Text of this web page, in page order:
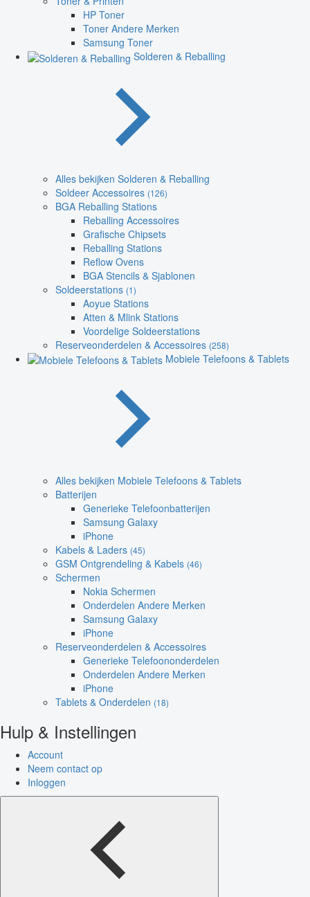
HP Toner
Toner Andere Merken
Samsung Toner
Solderen & Reballing
Alles bekijken Solderen & Reballing
Soldeer Accessoires (126)
BGA Reballing Stations
Reballing Accessoires
Grafische Chipsets
Reballing Stations
Reflow Ovens
BGA Stencils & Sjablonen
Soldeerstations (1)
Aoyue Stations
Atten & Mlink Stations
Voordelige Soldeerstations
Reserveonderdelen & Accessoires (258)
Mobiele Telefoons & Tablets
Alles bekijken Mobiele Telefoons & Tablets
Batterijen
Generieke Telefoonbatterijen
Samsung Galaxy
iPhone
Kabels & Laders (45)
GSM Ontgrendeling & Kabels (46)
Schermen
Nokia Schermen
Onderdelen Andere Merken
Samsung Galaxy
iPhone
Reserveonderdelen & Accessoires
Generieke Telefoononderdelen
Onderdelen Andere Merken
iPhone
Tablets & Onderdelen (18)
Hulp & Instellingen
Account
Neem contact op
Inloggen